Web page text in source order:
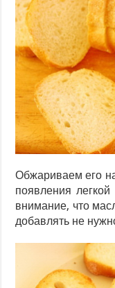
Обжариваем его
появления
внимание, что
добавлять не